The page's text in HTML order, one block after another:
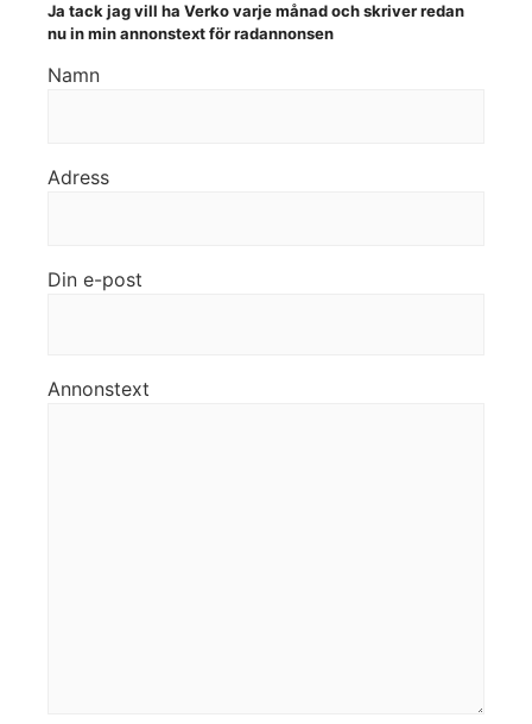
Ja tack jag vill ha Verko varje månad och skriver redan
nu in min annonstext för radannonsen
Namn
Adress
Din e-post
Annonstext